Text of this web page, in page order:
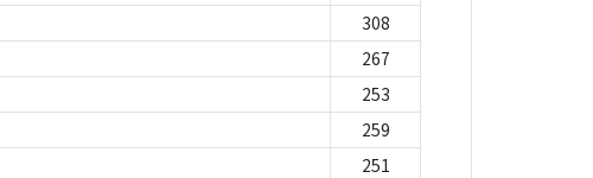
308
267
253
259
251